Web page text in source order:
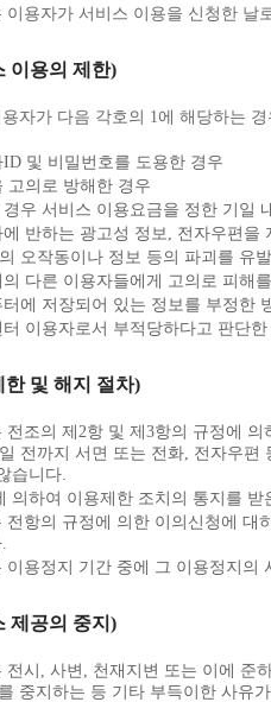
이용자가 서비스 이용을 신청한
이용의 제한)
자가 다음 각호의 1에 해당하는
및 비밀번호를 도용한 경우
고의로 방해한 경우
우 서비스 이용요금을 정한 기일
반하는 광고성 정보, 전자우편을
오작동이나 정보 등의 파괴를 유
다른 이용자들에게 고의로 피해
에 저장되어 있는 정보를 부정한
이용자로서 부적당하다고 판단한
한 및 해지 절차)
조의 제2항 및 제3항의 규정에
전까지 서면 또는 전화, 전자우
습니다.
하여 이용제한 조치의 통지를 받
항의 규정에 의한 이의신청에 대
용정지 기간 중에 그 이용정지의
제공의 중지)
시, 사변, 천재지변 또는 이에 준
중지하는 등 기타 부득이한 사유